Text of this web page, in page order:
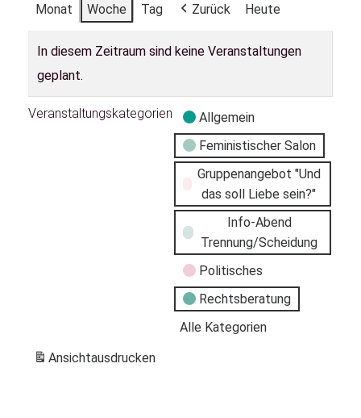
Monat Woche Tag Zurück Heute
In diesem Zeitraum sind keine Veranstaltungen
geplant.
Veranstaltungskategorien
Allgemein
Feministischer Salon
Gruppenangebot "Und
das soll Liebe sein?"
Info-Abend
Trennung/Scheidung
Politisches
Rechtsberatung
Alle Kategorien
Ansichtausdrucken